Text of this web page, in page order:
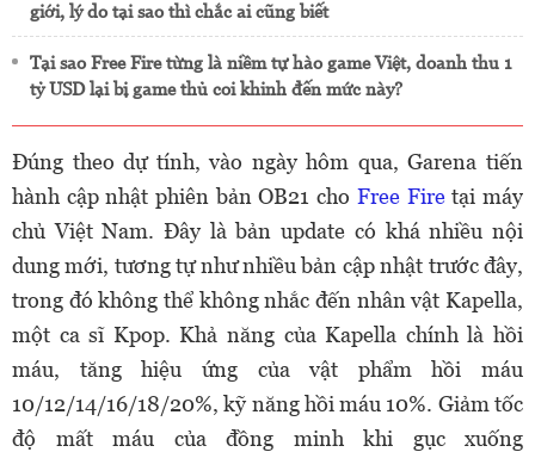
giới, lý do tại sao thì chắc ai cũng biết
Tại sao Free Fire từng là niềm tự hào game Việt, doanh thu 1
tỷ USD lại bị game thủ coi khinh đến mức này?
Đúng theo dự tính, vào ngày hôm qua, Garena tiến
hành cập nhật phiên bản OB21 cho Free Firetại máy
chủ Việt Nam. Đây là bản update có khá nhiều nội
dung mới, tương tự như nhiều bản cập nhật trước đây,
trong đó không thể không nhắc đến nhân vật Kapella,
một ca sĩ Kpop. Khả năng của Kapella chính là hồi
máu, tăng hiệu ứng của vật phẩm hồi máu
10/12/14/16/18/20%, kỹ năng hồi máu 10%. Giảm tốc
độ mất máu của đồng minh khi gục xuống